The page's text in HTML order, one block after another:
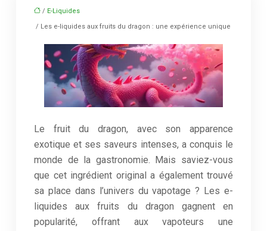
/ E-Liquides
/ Les e-liquides aux fruits du dragon : une expérience unique
Le fruit du dragon, avec son apparence
exotique et ses saveurs intenses, a conquis le
monde de la gastronomie. Mais saviez-vous
que cet ingrédient original a également trouvé
sa place dans l’univers du vapotage ? Les e-
liquides aux fruits du dragon gagnent en
popularité, offrant aux vapoteurs une